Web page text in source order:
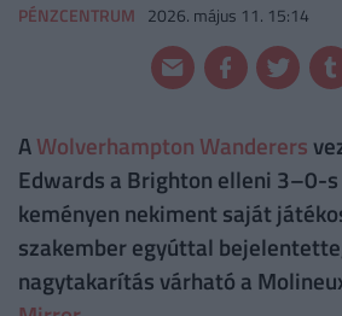
PÉNZCENTRUM 2026. május 11. 15:14
AWolverhampton Wanderers
Edwards a Brighton elleni 3–0-
keményen nekiment saját
szakember egyúttal
nagytakarítás várható a